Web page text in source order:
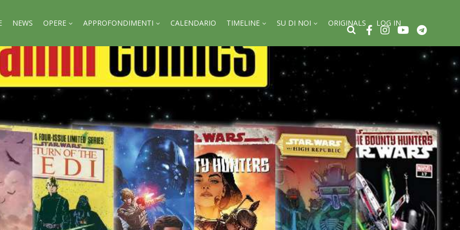
NEWS OPERE APPROFONDIMENTI CALENDARIO TIMELINE SU DI NOI ORIGINALS LOG IN